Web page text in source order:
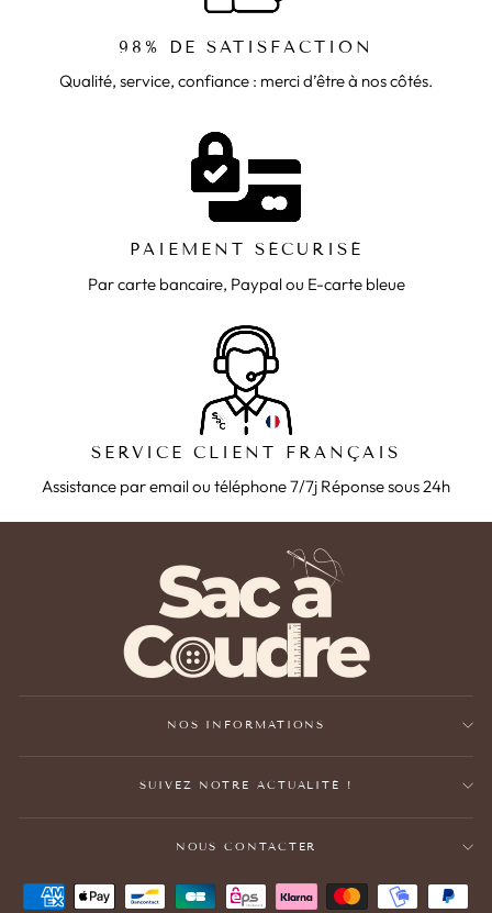
98% DE SATISFACTION
Qualité, service, confiance : merci d’être à nos côtés.
PAIEMENT SÉCURISÉ
Par carte bancaire, Paypal ou E-carte bleue
SERVICE CLIENT FRANÇAIS
Assistance par email ou téléphone 7/7j Réponse sous 24h
NOS INFORMATIONS
SUIVEZ NOTRE ACTUALITÉ !
NOUS CONTACTER